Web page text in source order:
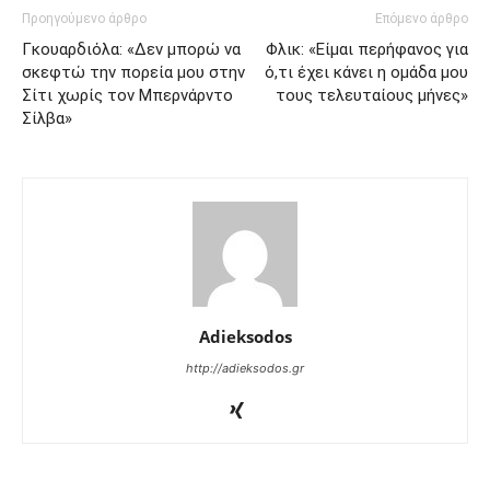
Προηγούμενο άρθρο
Γκουαρδιόλα: «Δεν μπορώ να
σκεφτώ την πορεία μου στην
Σίτι χωρίς τον Μπερνάρντο
Σίλβα»
Επόμενο άρθρο
Φλικ: «Είμαι περήφανος για
ό,τι έχει κάνει η ομάδα μου
τους τελευταίους μήνες»
Adieksodos
http://adieksodos.gr